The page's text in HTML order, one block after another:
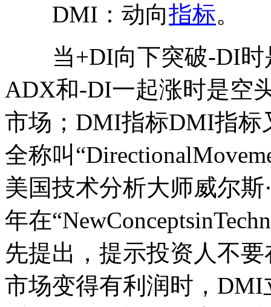
DMI：动向指标。
当+DI向下突破-DI时
ADX和-DI一起涨时是空
市场；DMI指标DMI指标
全称叫
美国技术分析大师威尔斯
年在
先提出，提示投资人不
市场变得有利润时，